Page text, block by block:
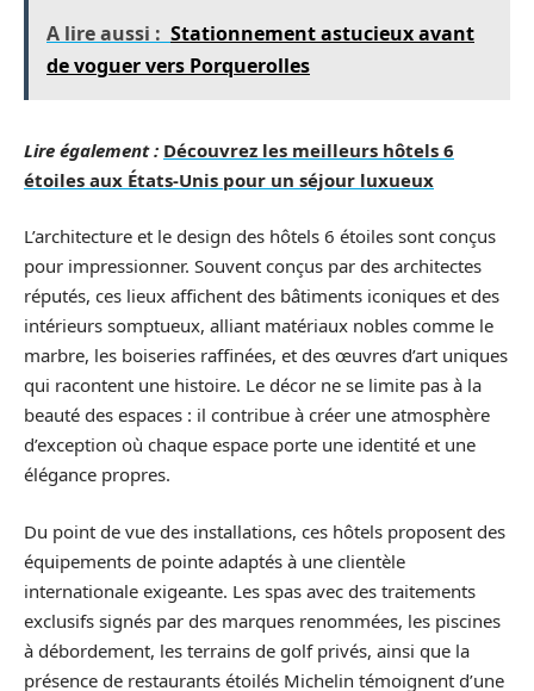
A lire aussi : Stationnement astucieux avant
de voguer vers Porquerolles
Lire également : Découvrez les meilleurs hôtels 6
étoiles aux États-Unis pour un séjour luxueux
L’architecture et le design des hôtels 6 étoiles sont conçus
pour impressionner. Souvent conçus par des architectes
réputés, ces lieux affichent des bâtiments iconiques et des
intérieurs somptueux, alliant matériaux nobles comme le
marbre, les boiseries raffinées, et des œuvres d’art uniques
qui racontent une histoire. Le décor ne se limite pas à la
beauté des espaces : il contribue à créer une atmosphère
d’exception où chaque espace porte une identité et une
élégance propres.
Du point de vue des installations, ces hôtels proposent des
équipements de pointe adaptés à une clientèle
internationale exigeante. Les spas avec des traitements
exclusifs signés par des marques renommées, les piscines
à débordement, les terrains de golf privés, ainsi que la
présence de restaurants étoilés Michelin témoignent d’une